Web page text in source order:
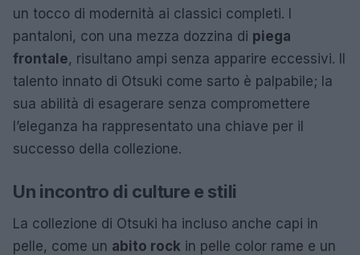
un tocco di modernità ai classici completi. I
pantaloni, con una mezza dozzina di piega
frontale, risultano ampi senza apparire eccessivi. Il
talento innato di Otsuki come sarto è palpabile; la
sua abilità di esagerare senza compromettere
l’eleganza ha rappresentato una chiave per il
successo della collezione.
Un incontro di culture e stili
La collezione di Otsuki ha incluso anche capi in
pelle, come un abito rock in pelle color rame e un